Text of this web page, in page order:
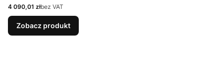
Cena
4 090,01 złbez VAT
Zobacz produkt